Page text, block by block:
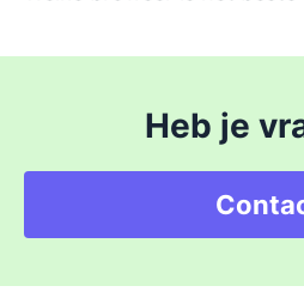
Heb je